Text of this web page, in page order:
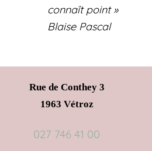
connaît point »
Blaise Pascal
Rue de Conthey 3
1963 Vétroz
027 746 41 00